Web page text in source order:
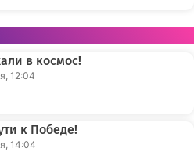
в космос!
12:04
к Победе!
14:04